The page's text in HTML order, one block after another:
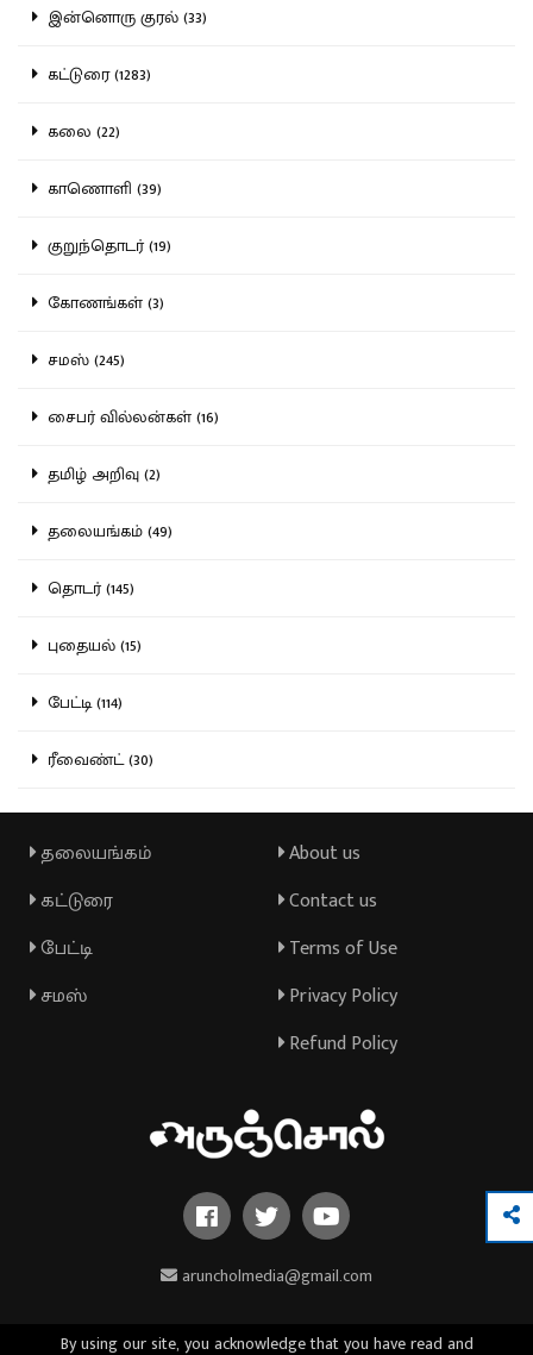
இன்னொரு குரல் (33)
கட்டுரை (1283)
கலை (22)
காணொளி (39)
குறுந்தொடர் (19)
கோணங்கள் (3)
சமஸ் (245)
சைபர் வில்லன்கள் (16)
தமிழ் அறிவு (2)
தலையங்கம் (49)
தொடர் (145)
புதையல் (15)
பேட்டி (114)
ரீவைண்ட் (30)
தலையங்கம்
கட்டுரை
பேட்டி
சமஸ்
About us
Contact us
Terms of Use
Privacy Policy
Refund Policy
aruncholmedia@gmail.com
By using our site, you acknowledge that you have read and